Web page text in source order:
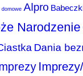
domowe Alpro
Narodzenie
Dania